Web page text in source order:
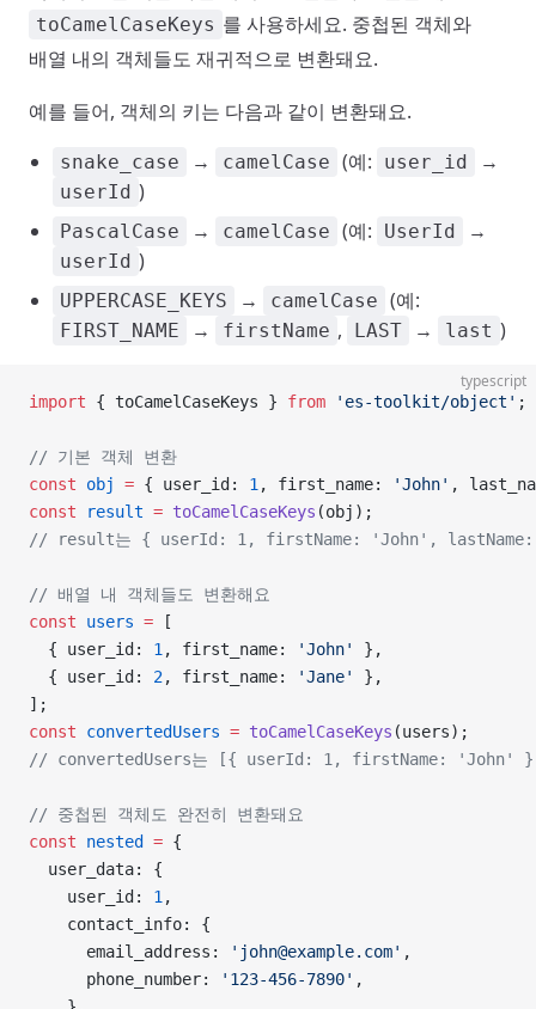
toCamelCaseKeys 를 사용하세요. 중첩된 객체와
배열 내의 객체들도 재귀적으로 변환돼요.
예를 들어, 객체의 키는 다음과 같이 변환돼요.
snake_case → camelCase (예: user_id →
userId )
PascalCase → camelCase (예: UserId →
userId )
UPPERCASE_KEYS → camelCase (예:
FIRST_NAME → firstName , LAST → last )
typescript
import { toCamelCaseKeys } from 'es-toolkit/object' ;
// 기본 객체 변환
const obj = { user_id: 1 , first_name: 'John' ,
const result = toCamelCaseKeys (obj);
// result는 { userId: 1, firstName: 'John', lastName:
// 배열 내 객체들도 변환해요
const users = [
  { user_id:
1 , first_name: 'John'
},
  { user_id:
2, first_name: 'Jane'
},
];
const convertedUsers = toCamelCaseKeys (users);
// convertedUsers는 [{ userId: 1, firstName:
// 중첩된 객체도 완전히 변환돼요
const nested = {
  user_data: {
    user_id:
1 ,
    contact_info: {
      email_address:
'john@example.com' ,
      phone_number:
'123-456-7890' ,